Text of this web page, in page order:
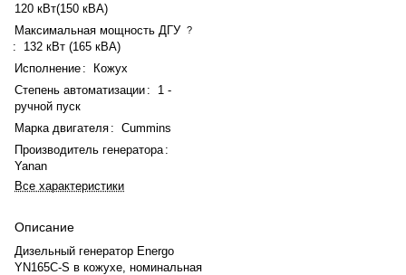
120 кВт(150 кВА)
Максимальная мощность ДГУ ?
:
132 кВт (165 кВА)
Исполнение :
Кожух
Степень автоматизации :
1 -
ручной пуск
Марка двигателя : Cummins
Производитель генератора :
Yanan
Все характеристики
Описание
Дизельный генератор Energo
YN165C-S в кожухе, номинальная